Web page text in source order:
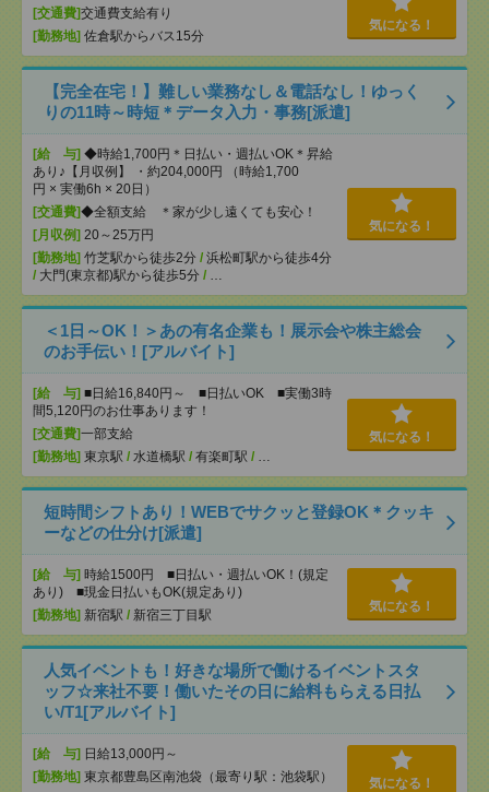
[交通費]交通費支給有り
[勤務地] 佐倉駅からバス15分
気になる！
【完全在宅！】難しい業務なし＆電話なし！ゆっく
りの11時～時短＊データ入力・事務[派遣]
[給 与] ◆時給1,700円＊日払い・週払いOK＊昇給
あり♪【月収例】 ・約204,000円 （時給1,700
円 × 実働6h × 20日）
[交通費]◆全額支給 ＊家が少し遠くても安心！
[月収例] 20～25万円
[勤務地] 竹芝駅から徒歩2分 / 浜松町駅から徒歩4分
/ 大門(東京都)駅から徒歩5分 / …
気になる！
＜1日～OK！＞あの有名企業も！展示会や株主総会
のお手伝い！[アルバイト]
[給 与] ■日給16,840円～ ■日払いOK ■実働3時
間5,120円のお仕事あります！
[交通費]一部支給
[勤務地] 東京駅 / 水道橋駅 / 有楽町駅 / …
気になる！
短時間シフトあり！WEBでサクッと登録OK＊クッキ
ーなどの仕分け[派遣]
[給 与] 時給1500円 ■日払い・週払いOK！(規定
あり) ■現金日払いもOK(規定あり)
[勤務地] 新宿駅 / 新宿三丁目駅
気になる！
人気イベントも！好きな場所で働けるイベントスタ
ッフ☆来社不要！働いたその日に給料もらえる日払
い/T1[アルバイト]
[給 与] 日給13,000円～
[勤務地] 東京都豊島区南池袋（最寄り駅：池袋駅） 気になる！